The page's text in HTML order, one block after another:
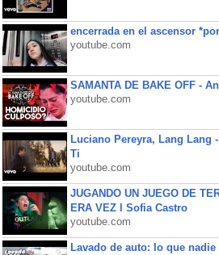
encerrada en el ascensor
youtube.com
SAMANTA DE BAKE OFF -
youtube.com
Luciano Pereyra, Lang Lang
Ti
youtube.com
JUGANDO UN JUEGO DE
ERA VEZ l Sofia Castro
youtube.com
Lavado de auto: lo que